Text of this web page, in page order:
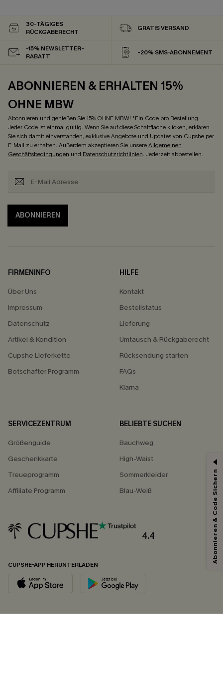
30-TÄGIGES
RÜCKGABERECHT
GRATIS VERSAND
-15% NEWSLETTER-
RABATT
-20% SMS-ABONNEMENT
ABONNIEREN & ERHALTEN 15%
OHNE MBW
Abonnieren und genießen Sie 15% OHNE MBW! *Ein Code pro Bestellung.
Jeder Code ist einmal gültig. Wenn Sie auf diese Schaltfläche klicken, erklären
Sie sich damit einverstanden, exklusive Angebote und Updates von Cupshe per
E-Mail zu erhalten. Außerdem akzeptieren Sie unsereAllgemeinen
Geschäftsbedingungen und Datenschutzrichtlinien. Jederzeit abbestellen.
ABONNIEREN
FIRMENINFO
Über Uns
Impressum
Datenschutz
Artikel & Kondition
Cupshe Lieferkette
Botschafter Programm
HILFE
Kontakt
Bestellstatus
Lieferung
Umtausch & Rückgaberecht
Rücksendung starten
FAQs
Klarna
SERVICEZENTRUM
Größenguide
Geschenkkarte
Treueprogramm
Affiliate Programm
BELIEBTE SUCHEN
Bauchweg
High-Waist
Sommerkleider
Blau-Weiß
4.4
CUPSHE-APP HERUNTERLADEN
Abonnieren & Code Sichern